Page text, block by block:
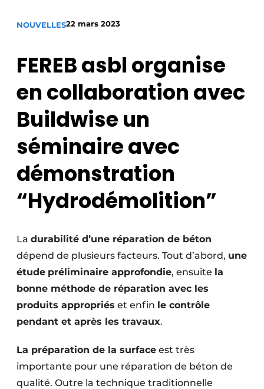
Construction bois
Contrôle d’accès
Éclairage
Fondations
Façades
Infrastructures souterraines et égouttage
Protection solaire
Rénovation
Sécurité incendie
Software
Techniques ferroviaires
NOUVELLES22 mars 2023
FEREB asbl organise
en collaboration avec
Buildwise un
séminaire avec
démonstration
“Hydrodémolition”
La durabilité d’une réparation de béton
dépend de plusieurs facteurs. Tout d’abord, une
étude préliminaire approfondie, ensuite la
bonne méthode de réparation avec les
produits appropriés et enfin le contrôle
pendant et après les travaux.
La préparation de la surface est très
importante pour une réparation de béton de
qualité. Outre la technique traditionnelle